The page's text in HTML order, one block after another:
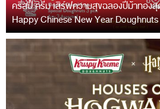
คริสปี้ ครีม เสิร์ฟความสุขฉลองปีม้าทอง
Happy Chinese New Year Doughnuts